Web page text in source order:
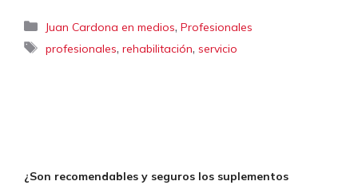
Categorías
Juan Cardona en medios,Profesionales
Etiquetas
profesionales,rehabilitación, servicio
¿Son recomendables y seguros los suplementos